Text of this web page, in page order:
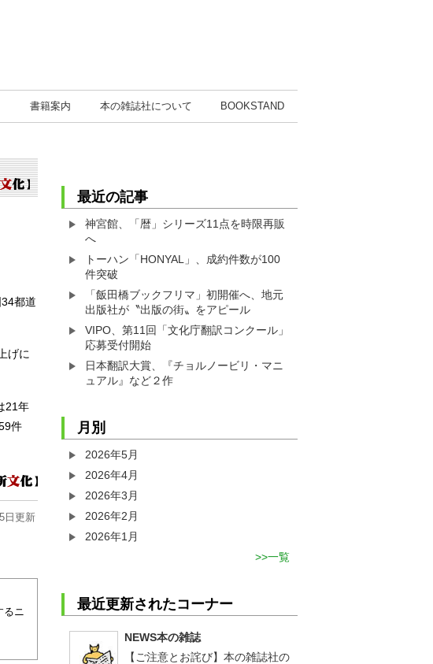
書籍案内 本の雑誌社について BOOKSTAND
都道
げに
21年
件
日更新
ニ
最近の記事
神宮館、「暦」シリーズ11点を時限再販
へ
トーハン「HONYAL」、成約件数が100
件突破
「飯田橋ブックフリマ」初開催へ、地元
出版社が〝出版の街〟をアピール
VIPO、第11回「文化庁翻訳コンクール」
応募受付開始
日本翻訳大賞、『チョルノービリ・マニ
ュアル』など２作
月別
2026年5月
2026年4月
2026年3月
2026年2月
2026年1月
一覧
最近更新されたコーナー
NEWS本の雑誌
【ご注意とお詫び】本の雑誌社の